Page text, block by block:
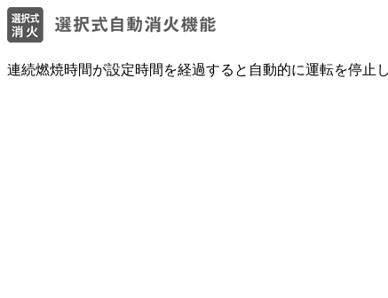
連続燃焼時間が設定時間を経過すると自動的に運転を停止